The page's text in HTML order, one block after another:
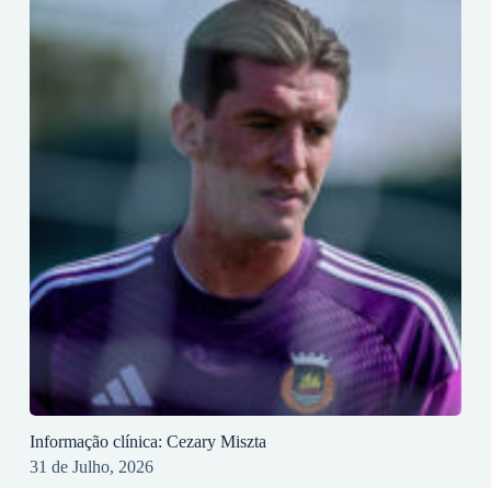
Informação clínica: Cezary Miszta
31 de Julho, 2026